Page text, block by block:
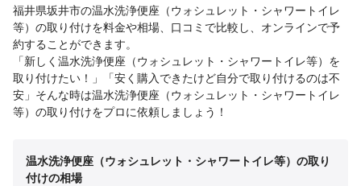
福井県坂井市の温水洗浄便座（ウォシュレット・シャワートイレ
等）の取り付けを料金や相場、口コミで比較し、オンラインで予
約することができます。
「新しく温水洗浄便座（ウォシュレット・シャワートイレ等）を
取り付けたい！」「安く購入できたけど自分で取り付けるのは不
安」そんな時は温水洗浄便座（ウォシュレット・シャワートイレ
等）の取り付けをプロに依頼しましょう！
温水洗浄便座（ウォシュレット・シャワートイレ等）の取り
付けの相場